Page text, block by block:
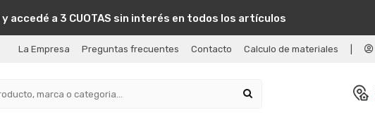
y accedé a 3 CUOTAS sin interés en todos los artículos
La Empresa Preguntas frecuentes Contacto Calculo de materiales